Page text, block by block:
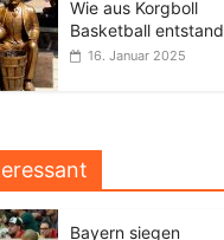
Wie aus Korgboll
Basketball entstand
16. Januar 2025
Bayern siegen